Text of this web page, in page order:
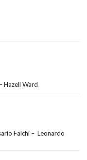
Hazell Ward
Falchi – Leonardo